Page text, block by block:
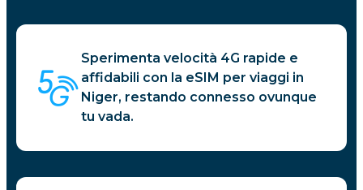
Sperimenta velocità 4G rapide e
affidabili con la eSIM per viaggi in
Niger, restando connesso ovunque
tu vada.